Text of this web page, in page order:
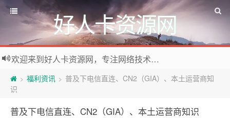
好人卡资源网
欢迎来到好人卡资源网，专注网络技术资源收集，我们不仅是网络资源的搬运工，也生产原创资源。寻找资源请留言或关注公众号:烈日下的男人
> 福利资讯 > 普及下电信直连、CN2（GIA）、本土运营商知
识
普及下电信直连、CN2（GIA）、本土运营商知识